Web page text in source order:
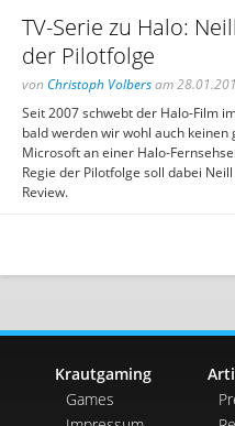
TV-Serie zu Halo:
der Pilotfolge
von Christoph Volbersam
Seit 2007 schwebt der Halo-Film
bald werden wir wohl auch
Microsoft an einer Halo-
Regie der Pilotfolge soll dabei
Review.
Krautgaming
Games